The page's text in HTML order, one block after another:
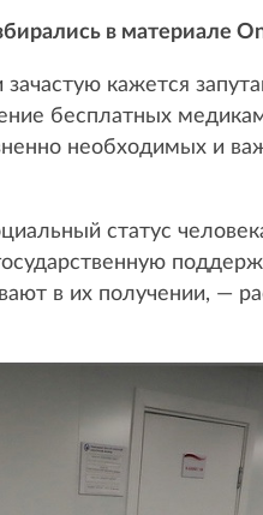
в материале
кажется
бесплатных
необходимых и
статус
в их получении, —